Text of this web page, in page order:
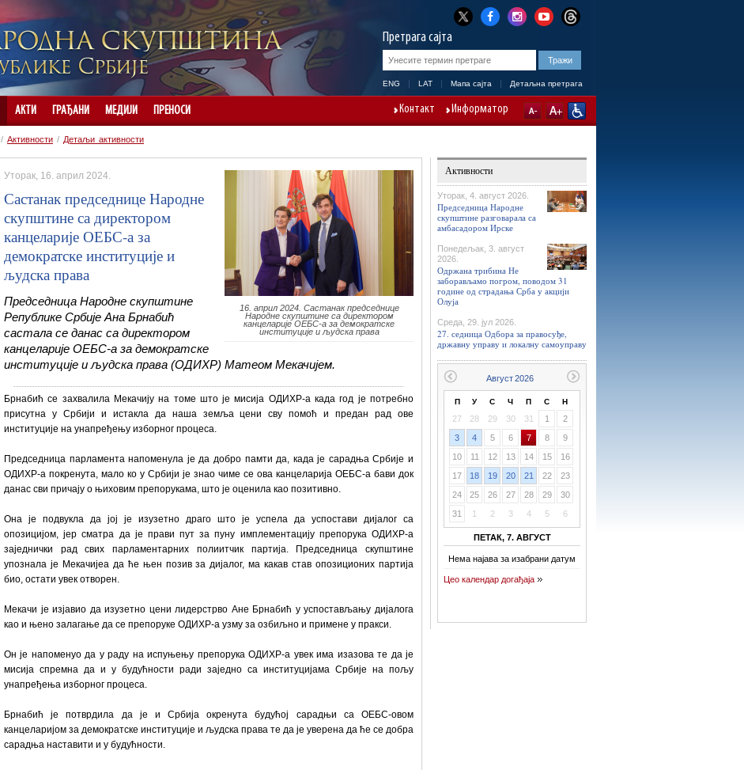
Претрага сајта
ENG LAT Мапа сајта Детаљна претрага
АКТИ ГРАЂАНИ МЕДИЈИ ПРЕНОСИ Контакт Информатор
/ Активности / Детаљи активности
16. април 2024. Састанак председнице
Народне скупштине са директором
канцеларије ОЕБС-а за демократске
институције и људска права
Уторак, 16. април 2024.
Састанак председнице Народне
скупштине са директором
канцеларије ОЕБС-а за
демократске институције и
људска права
Председница Народне скупштине
Републике Србије Ана Брнабић
састала се данас са директором
канцеларије ОЕБС-а за демократске
институције и људска права (ОДИХР) Матеом Мекачијем.
Брнабић се захвалила Мекачију на томе што је мисија ОДИХР-а када год је потребно
присутна у Србији и истакла да наша земља цени сву помоћ и предан рад ове
институције на унапређењу изборног процеса.
Председница парламента напоменула је да добро памти да, када је сарадња Србије и
ОДИХР-а покренута, мало ко у Србији је знао чиме се ова канцеларија ОЕБС-а бави док
данас сви причају о њиховим препорукама, што је оценила као позитивно.
Она је подвукла да јој је изузетно драго што је успела да успостави дијалог са
опозицијом, јер сматра да је прави пут за пуну имплементацију препорука ОДИХР-а
заједнички рад свих парламентарних полиитчик партија. Председница скупштине
упознала је Мекачијеа да ће њен позив за дијалог, ма какав став опозиционих партија
био, остати увек отворен.
Мекачи је изјавио да изузетно цени лидерстрво Ане Брнабић у успостављању дијалога
као и њено залагање да се препоруке ОДИХР-а узму за озбиљно и примене у пракси.
Он је напоменуо да у раду на испуњењу препорука ОДИХР-а увек има изазова те да је
мисија спремна да и у будућности ради заједно са институцијама Србије на пољу
унапређења изборног процеса.
Брнабић је потврдила да је и Србија окренута будућој сарадњи са ОЕБС-овом
канцеларијом за демократске институције и људска права те да је уверена да ће се добра
сарадња наставити и у будућности.
Активности
Уторак, 4. август 2026.
Председница Народне
скупштине разговарала са
амбасадором Ирске
Понедељак, 3. август
2026.
Одржана трибина Не
заборављамо погром, поводом 31
године од страдања Срба у акцији
Олуја
Среда, 29. јул 2026.
27. седница Одбора за правосуђе,
државну управу и локалну самоуправу
П У С Ч П С Н
27 28 29 30 31 1
2
3
4 5 6 7 8
9
10
11 12 13 14 15
16
17
18 19 20 21 22
23
24
25 26 27 28 29
30
31
1 2 3 4 5 6
ПЕТАК, 7. АВГУСТ
Нема најава за изабрани датум
Цео календар догађаја